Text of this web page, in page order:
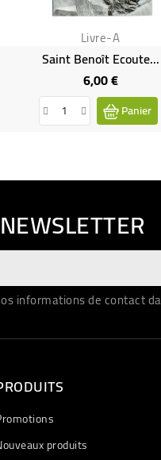
Livre-A
Saint Benoît Ecoute...
6,00 €Prix
Panier
informations de contact
produits